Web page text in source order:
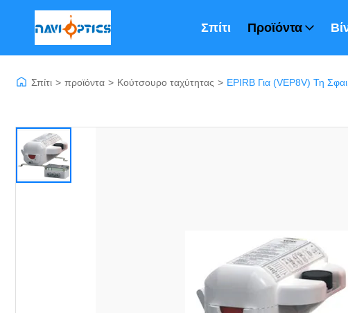
Σπίτι Προϊόντα
Σπίτι > προϊόντα > Κούτσουρο ταχύτητας > EPIRB Για (VEP8V) Τη